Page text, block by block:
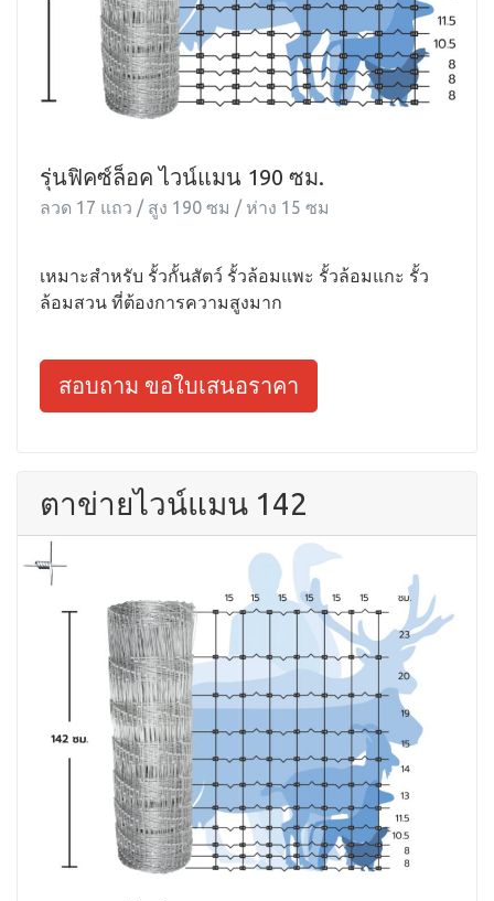
รุ่นฟิคซ์ล็อค ไวน์แมน 190 ซม.
ลวด 17 แถว / สูง 190 ซม / ห่าง 15 ซม
เหมาะสำหรับ รั้วกั้นสัตว์ รั้วล้อมแพะ รั้วล้อมแกะ รั้ว
ล้อมสวน ที่ต้องการความสูงมาก
สอบถาม ขอใบเสนอราคา
ตาข่ายไวน์แมน 142